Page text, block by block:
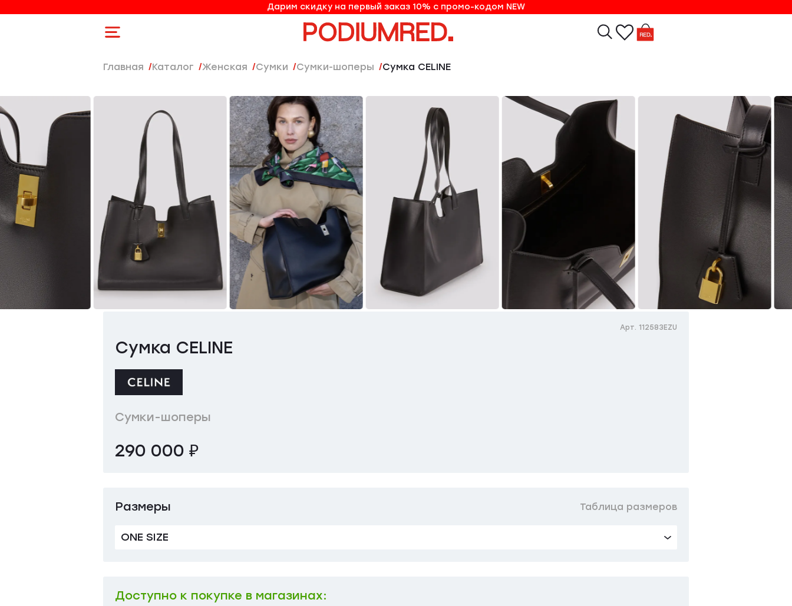
10% на первый заказ по промо-коду NEW
Дарим скидку на первый заказ 10% с промо-кодом NEW
Главная Каталог женская Сумки Сумки-шоперы Сумка CELINE
Сумка CELINE
Арт. 112583EZU
Сумки-шоперы
290 000 ₽
Размеры Таблица размеров
ONE SIZE
Доступно к покупке в магазинах: